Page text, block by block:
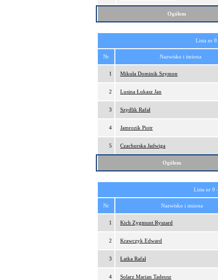
Ogółem
Lista nr
Nr Nazwisko i imiona
1 Mikuła Dominik Szymon
2 Lusina Łukasz Jan
3 Szydlik Rafał
4 Jamrozik Piotr
5 Czachurska Jadwiga
Ogółem
Lista nr 9
Nr Nazwisko i imiona
1 Kich Zygmunt Ryszard
2 Krawczyk Edward
3 Łatka Rafał
4 Solarz Marian Tadeusz